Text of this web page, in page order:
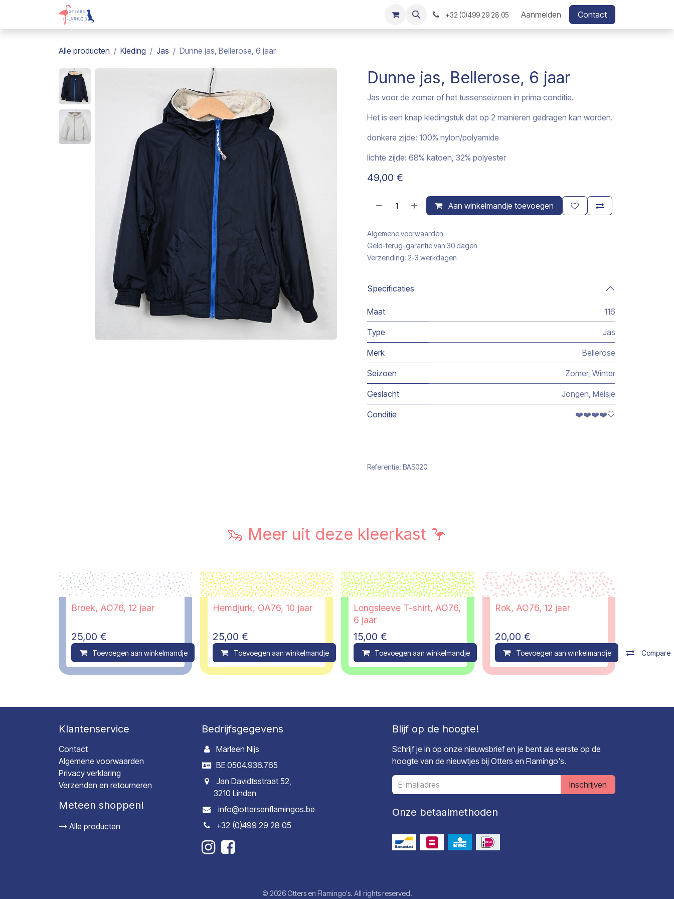
Overslaan naar inhoud
+32 (0)499 29 28 05 Aanmelden Contact
Alle producten Kleding Jas Dunne jas, Bellerose, 6 jaar
Dunne jas, Bellerose, 6 jaar
Jas voor de zomer of het tussenseizoen in prima conditie.
Het is een knap kledingstuk dat op 2 manieren gedragen kan worden.
donkere zijde: 100% nylon/polyamide
lichte zijde: 68% katoen, 32% polyester
49,00 €
Aan winkelmandje toevoegen
Algemene voorwaarden
Geld-terug-garantie van 30 dagen
Verzending: 2-3 werkdagen
Specificaties
Maat 116
Type Jas
Merk Bellerose
Seizoen Zomer, Winter
Geslacht Jongen, Meisje
Conditie ❤️❤️❤️❤️🤍
Referentie: BAS020
🦦 Meer uit deze kleerkast 🦩
Broek, AO76, 12 jaar
25,00 €
Toevoegen aan winkelmandje Compare
Hemdjurk, OA76, 10 jaar
25,00 €
Toevoegen aan winkelmandje Compare
Longsleeve T-shirt, AO76,
6 jaar
15,00 €
Toevoegen aan winkelmandje Compare
Rok, AO76, 12 jaar
20,00 €
Toevoegen aan winkelmandje Compare
Klantenservice
Contact
Algemene voorwaarden
Privacy verklaring
Verzenden en retourneren
Meteen shoppen!
Alle producten
Bedrijfsgegevens
Marleen Nijs
BE 0504.936.765
Jan Davidtsstraat 52,
3210 Linden
info@ottersenflamingos.be
+32 (0)499 29 28 05
Blijf op de hoogte!
Schrijf je in op onze nieuwsbrief en je bent als eerste op de
hoogte van de nieuwtjes bij Otters en Flamingo's.
Inschrijven
Onze betaalmethoden
© 2026 Otters en Flamingo's. All rights reserved.